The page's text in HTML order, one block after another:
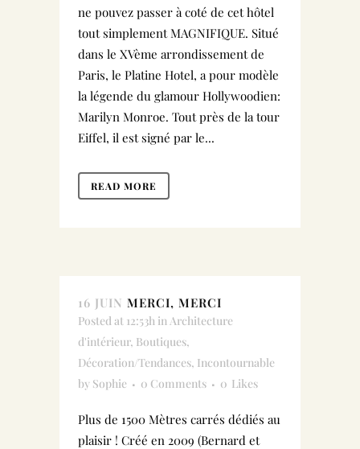
ne pouvez passer à coté de cet hôtel
tout simplement MAGNIFIQUE. Situé
dans le XVème arrondissement de
Paris, le Platine Hotel, a pour modèle
la légende du glamour Hollywoodien:
Marilyn Monroe. Tout près de la tour
Eiffel, il est signé par le...
READ MORE
16 JUIN MERCI, MERCI
Posted at 12:53h inArchitecture
d'intérieur, Boutiques,
Décoration/Tendances, Incontournable
by Sophie 0 Comments 0 Likes
Plus de 1500 Mètres carrés dédiés au
plaisir ! Créé en 2009 (Bernard et